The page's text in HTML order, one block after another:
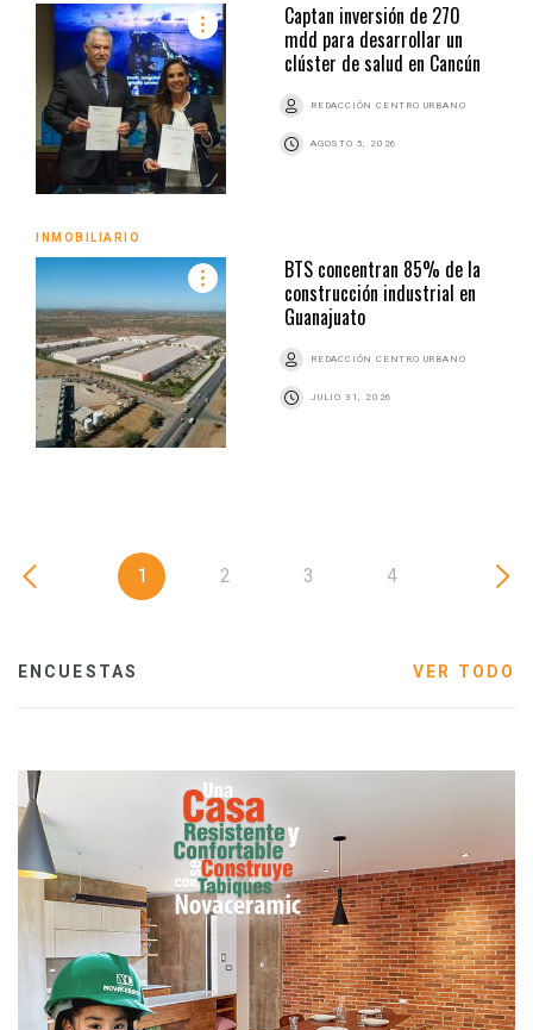
Captan inversión de 270
mdd para desarrollar un
clúster de salud en Cancún
REDACCIÓN CENTRO URBANO
AGOSTO 5, 2026
INMOBILIARIO
BTS concentran 85% de la
construcción industrial en
Guanajuato
REDACCIÓN CENTRO URBANO
JULIO 31, 2026
1 2 3 4
ENCUESTAS VER TODO